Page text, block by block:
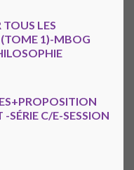
LES
(TOME 1)-MBOG
SÉRIE C/E-SESSION